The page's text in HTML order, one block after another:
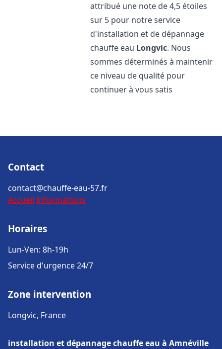
attribué une note de 4,5 étoiles
sur 5 pour notre service
d'installation et de dépannage
chauffe eau Longvic. Nous
sommes déterminés à maintenir
ce niveau de qualité pour
continuer à vous satis
Contact
contact@chauffe-eau-57.fr
Accueil Informations
Horaires
Lun-Ven: 8h-19h
Service d'urgence 24/7
Zone intervention
Longvic, France
installation et dépannage chauffe eau à Amnéville